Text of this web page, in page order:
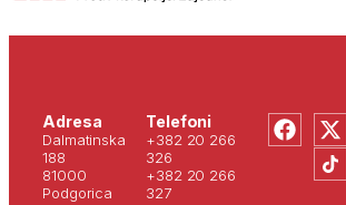
Adresa
Dalmatinska
188
81000
Podgorica
Telefoni
+382 20 266
326
+382 20 266
327